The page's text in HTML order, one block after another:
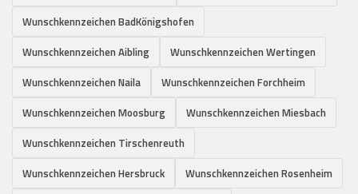
Wunschkennzeichen BadKönigshofen
Wunschkennzeichen Aibling
Wunschkennzeichen Wertingen
Wunschkennzeichen Naila
Wunschkennzeichen Forchheim
Wunschkennzeichen Moosburg
Wunschkennzeichen Miesbach
Wunschkennzeichen Tirschenreuth
Wunschkennzeichen Hersbruck
Wunschkennzeichen Rosenheim